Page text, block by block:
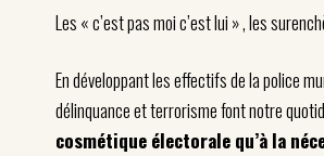
Les « c’est pas moi c’est lui » , les
En développant les effectifs de la police
délinquance et terrorisme font notre
cosmétique électorale qu’à la